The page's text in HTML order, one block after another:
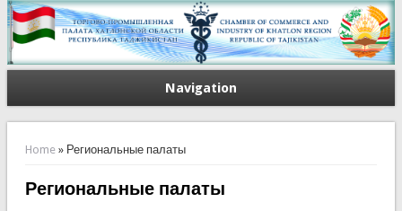
Navigation
You are here
Home» Региональные палаты
Региональные палаты